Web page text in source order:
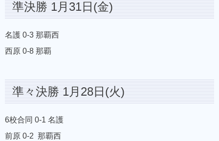
準決勝 1月31日(金)
名護 0-3 那覇西
西原 0-8 那覇
準々決勝 1月28日(火)
6校合同 0-1 名護
前原 0-2 那覇西